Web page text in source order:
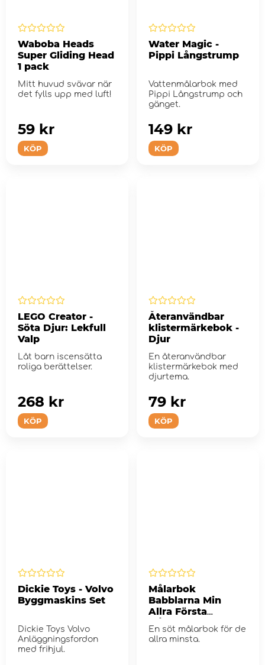
Waboba Heads
Super Gliding Head
1 pack
Mitt huvud svävar när
det fylls upp med luft!
KÖP
59 kr
Water Magic -
Pippi Långstrump
Vattenmålarbok med
Pippi Långstrump och
gänget.
KÖP
149 kr
LEGO Creator -
Söta Djur: Lekfull
Valp
Låt barn iscensätta
roliga berättelser.
KÖP
268 kr
Återanvändbar
klistermärkebok -
Djur
En återanvändbar
klistermärkebok med
djurtema.
KÖP
79 kr
Dickie Toys - Volvo
Byggmaskins Set
Dickie Toys Volvo
Anläggningsfordon
med frihjul.
Målarbok
Babblarna Min
Allra Första
Målarbok
En söt målarbok för de
allra minsta.